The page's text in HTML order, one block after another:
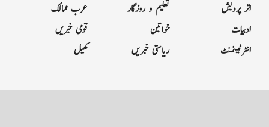
اتر پردیش
ادبیات
انٹرٹینمنٹ
تعلیم و روزگار
خواتین
ریاستی خبریں
عرب ممالک
قومی خبریں
کھیل